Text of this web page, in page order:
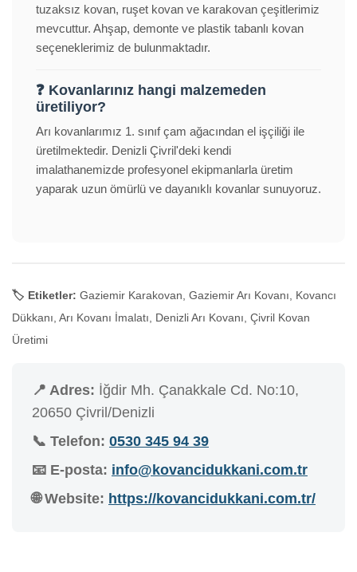
tuzaksız kovan, ruşet kovan ve karakovan çeşitlerimiz
mevcuttur. Ahşap, demonte ve plastik tabanlı kovan
seçeneklerimiz de bulunmaktadır.
❓ Kovanlarınız hangi malzemeden
üretiliyor?
Arı kovanlarımız 1. sınıf çam ağacından el işçiliği ile
üretilmektedir. Denizli Çivril'deki kendi
imalathanemizde profesyonel ekipmanlarla üretim
yaparak uzun ömürlü ve dayanıklı kovanlar sunuyoruz.
🏷️ Etiketler: Gaziemir Karakovan, Gaziemir Arı Kovanı, Kovancı
Dükkanı, Arı Kovanı İmalatı, Denizli Arı Kovanı, Çivril Kovan
Üretimi
📍 Adres: İğdir Mh. Çanakkale Cd. No:10,
20650 Çivril/Denizli
📞 Telefon: 0530 345 94 39
📧 E-posta: info@kovancidukkani.com.tr
🌐 Website: https://kovancidukkani.com.tr/